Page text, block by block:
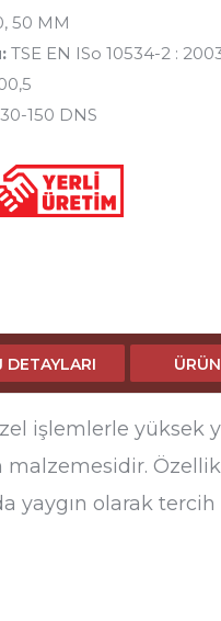
50 MM
TSE EN ISo 10534-2 :
150 DNS
DETAYLARI
işlemlerle yüksek
malzemesidir.
yaygın olarak tercih